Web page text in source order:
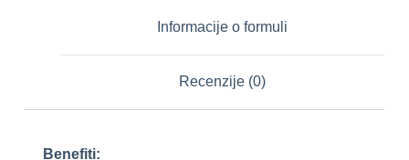
Informacije o formuli
Recenzije (0)
Benefiti: